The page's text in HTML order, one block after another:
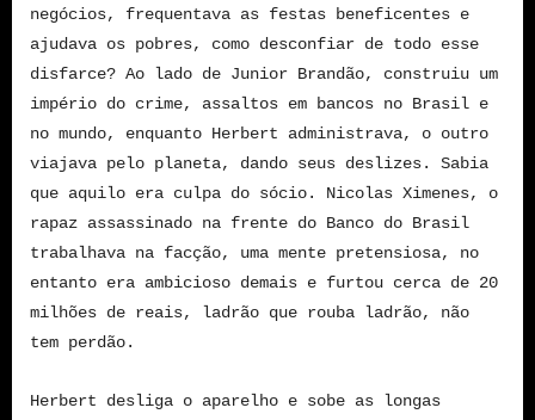
negócios, frequentava as festas beneficentes e
ajudava os pobres, como desconfiar de todo esse
disfarce? Ao lado de Junior Brandão, construiu um
império do crime, assaltos em bancos no Brasil e
no mundo, enquanto Herbert administrava, o outro
viajava pelo planeta, dando seus deslizes. Sabia
que aquilo era culpa do sócio. Nicolas Ximenes, o
rapaz assassinado na frente do Banco do Brasil
trabalhava na facção, uma mente pretensiosa, no
entanto era ambicioso demais e furtou cerca de 20
milhões de reais, ladrão que rouba ladrão, não
tem perdão.
Herbert desliga o aparelho e sobe as longas